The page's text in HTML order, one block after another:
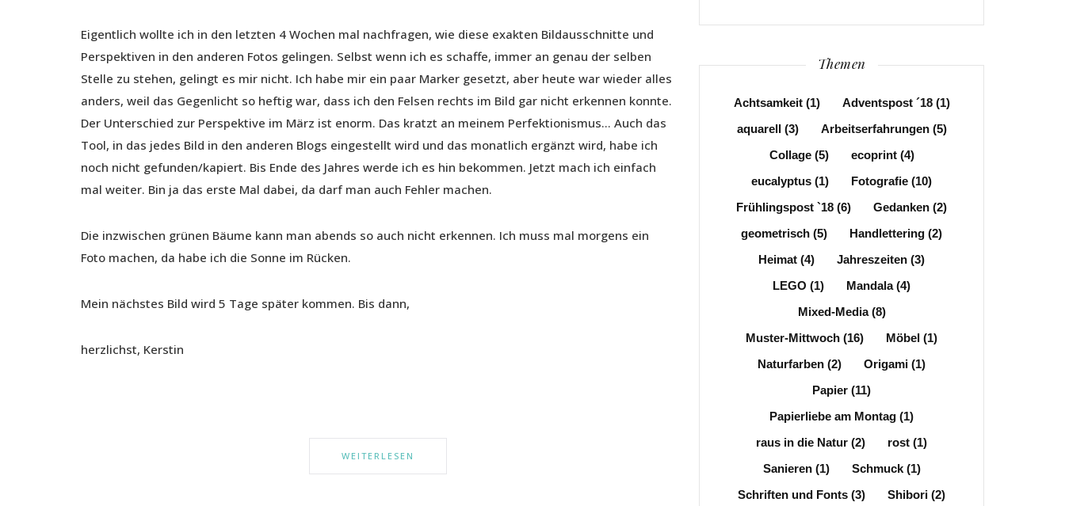
Eigentlich wollte ich in den letzten 4 Wochen mal nachfragen, wie diese exakten Bildausschnitte und
Perspektiven in den anderen Fotos gelingen. Selbst wenn ich es schaffe, immer an genau der selben
Stelle zu stehen, gelingt es mir nicht. Ich habe mir ein paar Marker gesetzt, aber heute war wieder alles
anders, weil das Gegenlicht so heftig war, dass ich den Felsen rechts im Bild gar nicht erkennen konnte.
Der Unterschied zur Perspektive im März ist enorm. Das kratzt an meinem Perfektionismus… Auch das
Tool, in das jedes Bild in den anderen Blogs eingestellt wird und das monatlich ergänzt wird, habe ich
noch nicht gefunden/kapiert. Bis Ende des Jahres werde ich es hin bekommen. Jetzt mach ich einfach
mal weiter. Bin ja das erste Mal dabei, da darf man auch Fehler machen.
Die inzwischen grünen Bäume kann man abends so auch nicht erkennen. Ich muss mal morgens ein
Foto machen, da habe ich die Sonne im Rücken.
Mein nächstes Bild wird 5 Tage später kommen. Bis dann,
herzlichst, Kerstin
WEITERLESEN
Themen
Achtsamkeit(1) Adventspost ´18(1)
aquarell(3) Arbeitserfahrungen(5)
Collage(5) ecoprint(4)
eucalyptus (1) Fotografie (10)
Frühlingspost `18 (6) Gedanken (2)
geometrisch (5) Handlettering (2)
Heimat (4) Jahreszeiten (3)
LEGO (1) Mandala(4)
Mixed-Media(8)
Muster-Mittwoch (16) Möbel (1)
Naturfarben (2) Origami (1)
Papier (11)
Papierliebe am Montag (1)
raus in die Natur (2) rost (1)
Sanieren(1) Schmuck(1)
Schriften und Fonts (3) Shibori (2)